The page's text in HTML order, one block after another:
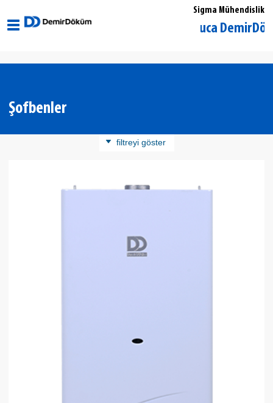
Sigma Mühendislik
İzmir Buca DemirDöküm
Şofbenler
filtreyi göster